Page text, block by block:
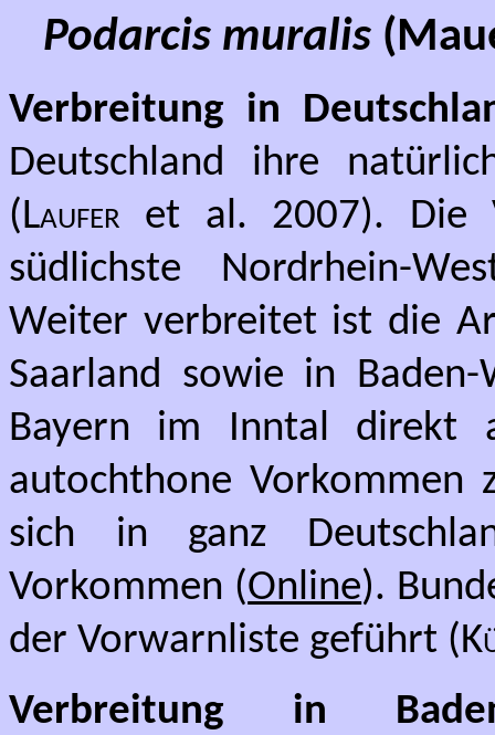
Podarcis muralis
Verbreitung in
Deutschland ihre
(Laufer et al. 2007). Die
südlichste Nordrhein-
Weiter verbreitet ist die
Saarland sowie in
Bayern im Inntal direkt
autochthone Vorkommen
sich in ganz
Vorkommen (Online).
der Vorwarnliste geführt (
Verbreitung in